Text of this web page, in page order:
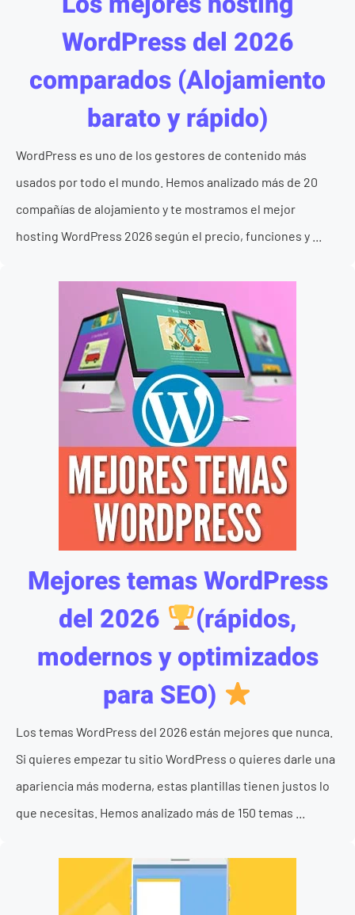
WordPress del 2026
comparados (Alojamiento
barato y rápido)
WordPress es uno de los gestores de contenido más
usados por todo el mundo. Hemos analizado más de 20
compañías de alojamiento y te mostramos el mejor
hosting WordPress 2026 según el precio, funciones y ...
Mejores temas WordPress
del 2026
(rápidos,
modernos y optimizados
para SEO)
Los temas WordPress del 2026 están mejores que nunca.
Si quieres empezar tu sitio WordPress o quieres darle una
apariencia más moderna, estas plantillas tienen justos lo
que necesitas. Hemos analizado más de 150 temas ...